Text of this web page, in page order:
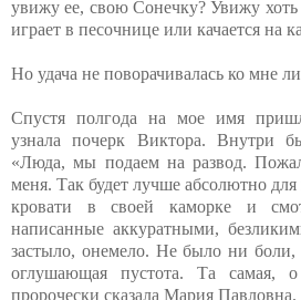
увижу ее, свою Сонечку? Увижу хоть
играет в песочнице или качается на
Но удача не поворачивалась ко мне
Спустя полгода на мое имя
узнала почерк Виктора. Внутри
«Люда, мы подаем на развод.
меня. Так будет лучше абсолютно
кровати в своей каморке и
написанные аккуратными,
застыло, онемело. Не было ни
оглушающая пустота. Та самая, о
пророчески сказала Мария Павловна.